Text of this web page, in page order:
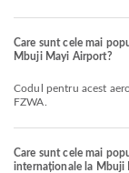
Care sunt cele mai
Mbuji Mayi Airport?
Codul pentru acest aeroport este MJM. Între timp, codul său icao este
FZWA.
Care sunt cele mai
internaționale la Mbuji